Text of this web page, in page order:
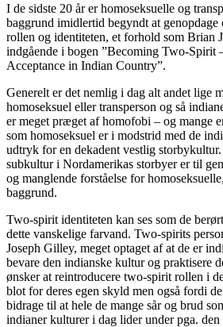
I de sidste 20 år er homoseksuelle og
baggrund imidlertid begyndt at
rollen og identiteten, et forhold som Brian
indgående i bogen ”Becoming Two-Spirit
Acceptance in Indian Country”.
Generelt er det nemlig i dag alt andet lige
homoseksuel eller transperson og så
er meget præget af homofobi – og mange
som homoseksuel er i modstrid med de
udtryk for en dekadent vestlig
subkultur i Nordamerikas storbyer er til
og manglende forståelse for
baggrund.
Two-spirit identiteten kan ses som de
dette vanskelige farvand. Two-spirits
Joseph Gilley, meget optaget af at de er
bevare den indianske kultur og praktisere
ønsker at reintroducere two-spirit rollen i
blot for deres egen skyld men også fordi
bidrage til at hele de mange sår og brud
indianer kulturer i dag lider under pga.